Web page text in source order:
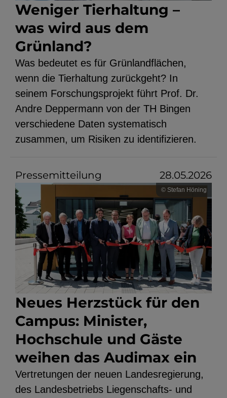
Weniger Tierhaltung –
was wird aus dem
Grünland?
Was bedeutet es für Grünlandflächen,
wenn die Tierhaltung zurückgeht? In
seinem Forschungsprojekt führt Prof. Dr.
Andre Deppermann von der TH Bingen
verschiedene Daten systematisch
zusammen, um Risiken zu identifizieren.
Pressemitteilung 28.05.2026
© Stefan Höning
Neues Herzstück für den
Campus: Minister,
Hochschule und Gäste
weihen das Audimax ein
Vertretungen der neuen Landesregierung,
des Landesbetriebs Liegenschafts- und